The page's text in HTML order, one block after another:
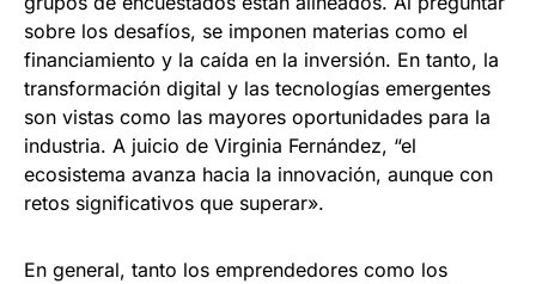
sobre los desafíos, se imponen materias como el
financiamiento y la caída en la inversión. En tanto, la
transformación digital y las tecnologías emergentes
son vistas como las mayores oportunidades para la
industria. A juicio de Virginia Fernández, “el
ecosistema avanza hacia la innovación, aunque con
retos significativos que superar».
En general, tanto los emprendedores como los